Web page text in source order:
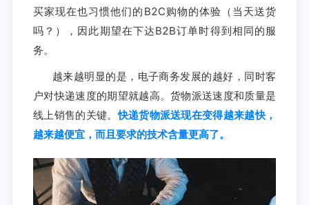
买家现在也习惯他们的B2C购物的体验（当天送货
吗？），因此期望在下达B2B订单时得到相同的服
务。
越来越明显的是，电子商务发展的越好，同时客
户对快递速度的期望就越高。货物派送速度和质量是
线上销售的关键。快递货物派送现在变得越来越快，
越来越便宜，而且要求的技术含量更高了。